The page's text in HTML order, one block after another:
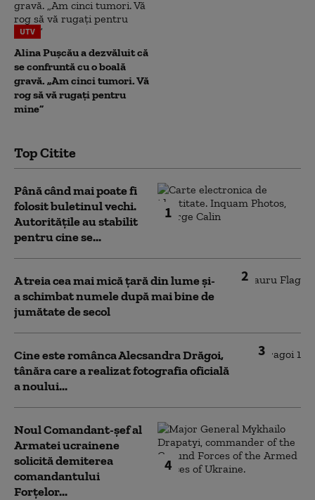
UTV
Alina Pușcău a dezvăluit că
se confruntă cu o boală
gravă. „Am cinci tumori. Vă
rog să vă rugați pentru
mine”
Top Citite
1
Până când mai poate fi
folosit buletinul vechi.
Autoritățile au stabilit
pentru cine se...
2
A treia cea mai mică țară din lume și-
a schimbat numele după mai bine de
jumătate de secol
3
Cine este românca Alecsandra Drăgoi,
tânăra care a realizat fotografia oficială
a noului...
4
Noul Comandant-șef al
Armatei ucrainene
solicită demiterea
comandantului
Forțelor...